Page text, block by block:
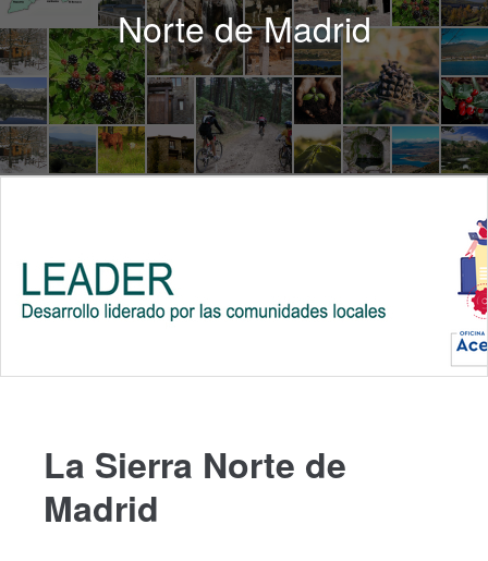
Norte de Madrid
La Sierra Norte de
Madrid